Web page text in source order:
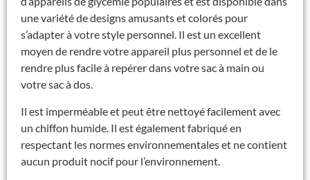
une variété de designs amusants et colorés pour
s’adapter à votre style personnel. Il est un excellent
moyen de rendre votre appareil plus personnel et de le
rendre plus facile à repérer dans votre sac à main ou
votre sac à dos.
Il est imperméable et peut être nettoyé facilement avec
un chiffon humide. Il est également fabriqué en
respectant les normes environnementales et ne contient
aucun produit nocif pour l’environnement.